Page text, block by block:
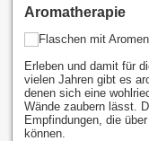
Aromatherapie
Erleben und damit für
vielen Jahren gibt es
denen sich eine
Wände zaubern lässt.
Empfindungen, die
können.